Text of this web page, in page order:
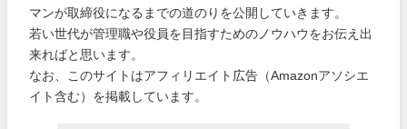
マンが取締役になるまでの道のりを公開していきます。
若い世代が管理職や役員を目指すためのノウハウをお伝え出
来ればと思います。
なお、このサイトはアフィリエイト広告（Amazonアソシエ
イト含む）を掲載しています。